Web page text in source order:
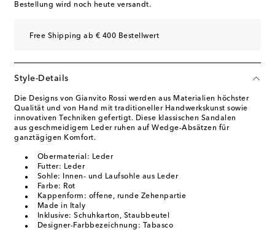
Bestellung wird noch heute versandt.
Free Shipping ab € 400 Bestellwert
Style-Details
Die Designs von Gianvito Rossi werden aus Materialien höchster
Qualität und von Hand mit traditioneller Handwerkskunst sowie
innovativen Techniken gefertigt. Diese klassischen Sandalen
aus geschmeidigem Leder ruhen auf Wedge-Absätzen für
ganztägigen Komfort.
Obermaterial: Leder
Futter: Leder
Sohle: Innen- und Laufsohle aus Leder
Farbe: Rot
Kappenform: offene, runde Zehenpartie
Made in Italy
Inklusive: Schuhkarton, Staubbeutel
Designer-Farbbezeichnung: Tabasco